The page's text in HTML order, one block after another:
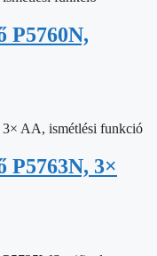
P5760N,
P5763N, 3×